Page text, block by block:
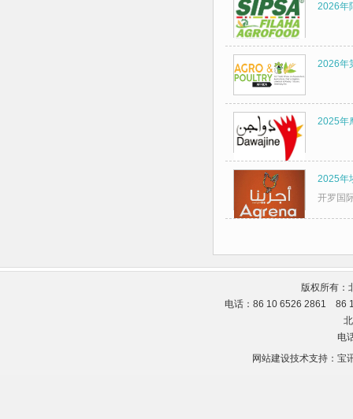
2026年
2026年
2025年
2025年
开罗国
版权所有：
电话：86 10 6526 2861 86
电
网站建设技术支持： 宝